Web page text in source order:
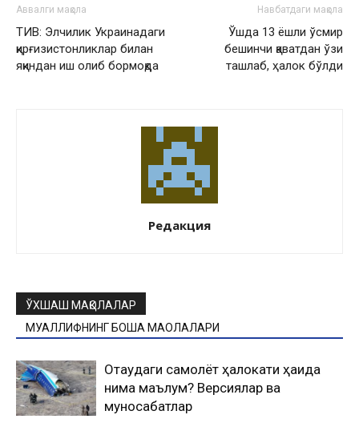
Аввалги мақола
ТИВ: Элчилик Украинадаги
қирғизистонликлар билан
яқиндан иш олиб бормоқда
Навбатдаги мақола
Ўшда 13 ёшли ўсмир
бешинчи қаватдан ўзи
ташлаб, ҳалок бўлди
Редакция
ЎХШАШ МАҚОЛАЛАР
МУАЛЛИФНИНГ БОШҚА МАҚОЛАЛАРИ
Оқтаудаги самолёт ҳалокати ҳақида
нима маълум? Версиялар ва
муносабатлар